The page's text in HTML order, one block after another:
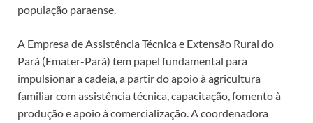
população paraense.
A Empresa de Assistência Técnica e Extensão Rural do
Pará (Emater-Pará) tem papel fundamental para
impulsionar a cadeia, a partir do apoio à agricultura
familiar com assistência técnica, capacitação, fomento à
produção e apoio à comercialização. A coordenadora